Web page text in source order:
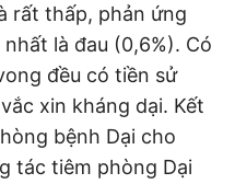
rất thấp, phản ứng
là đau (0,6%). Có
đều có tiền sử
xin kháng dại. Kết
bệnh Dại cho
tác tiêm phòng Dại